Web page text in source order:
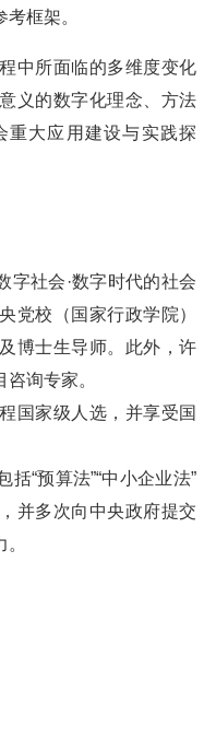
框架。
中所面临的多维度变化
义的数字化理念、方法
重大应用建设与实践探
字社会·数字时代的社会
党校（国家行政学院）
博士生导师。此外，许
询专家。
国家级人选，并享受国
“预算法”“中小企业法”
并多次向中央政府提交